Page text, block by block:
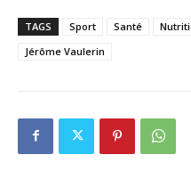
TAGS Sport Santé
Jérôme Vaulerin